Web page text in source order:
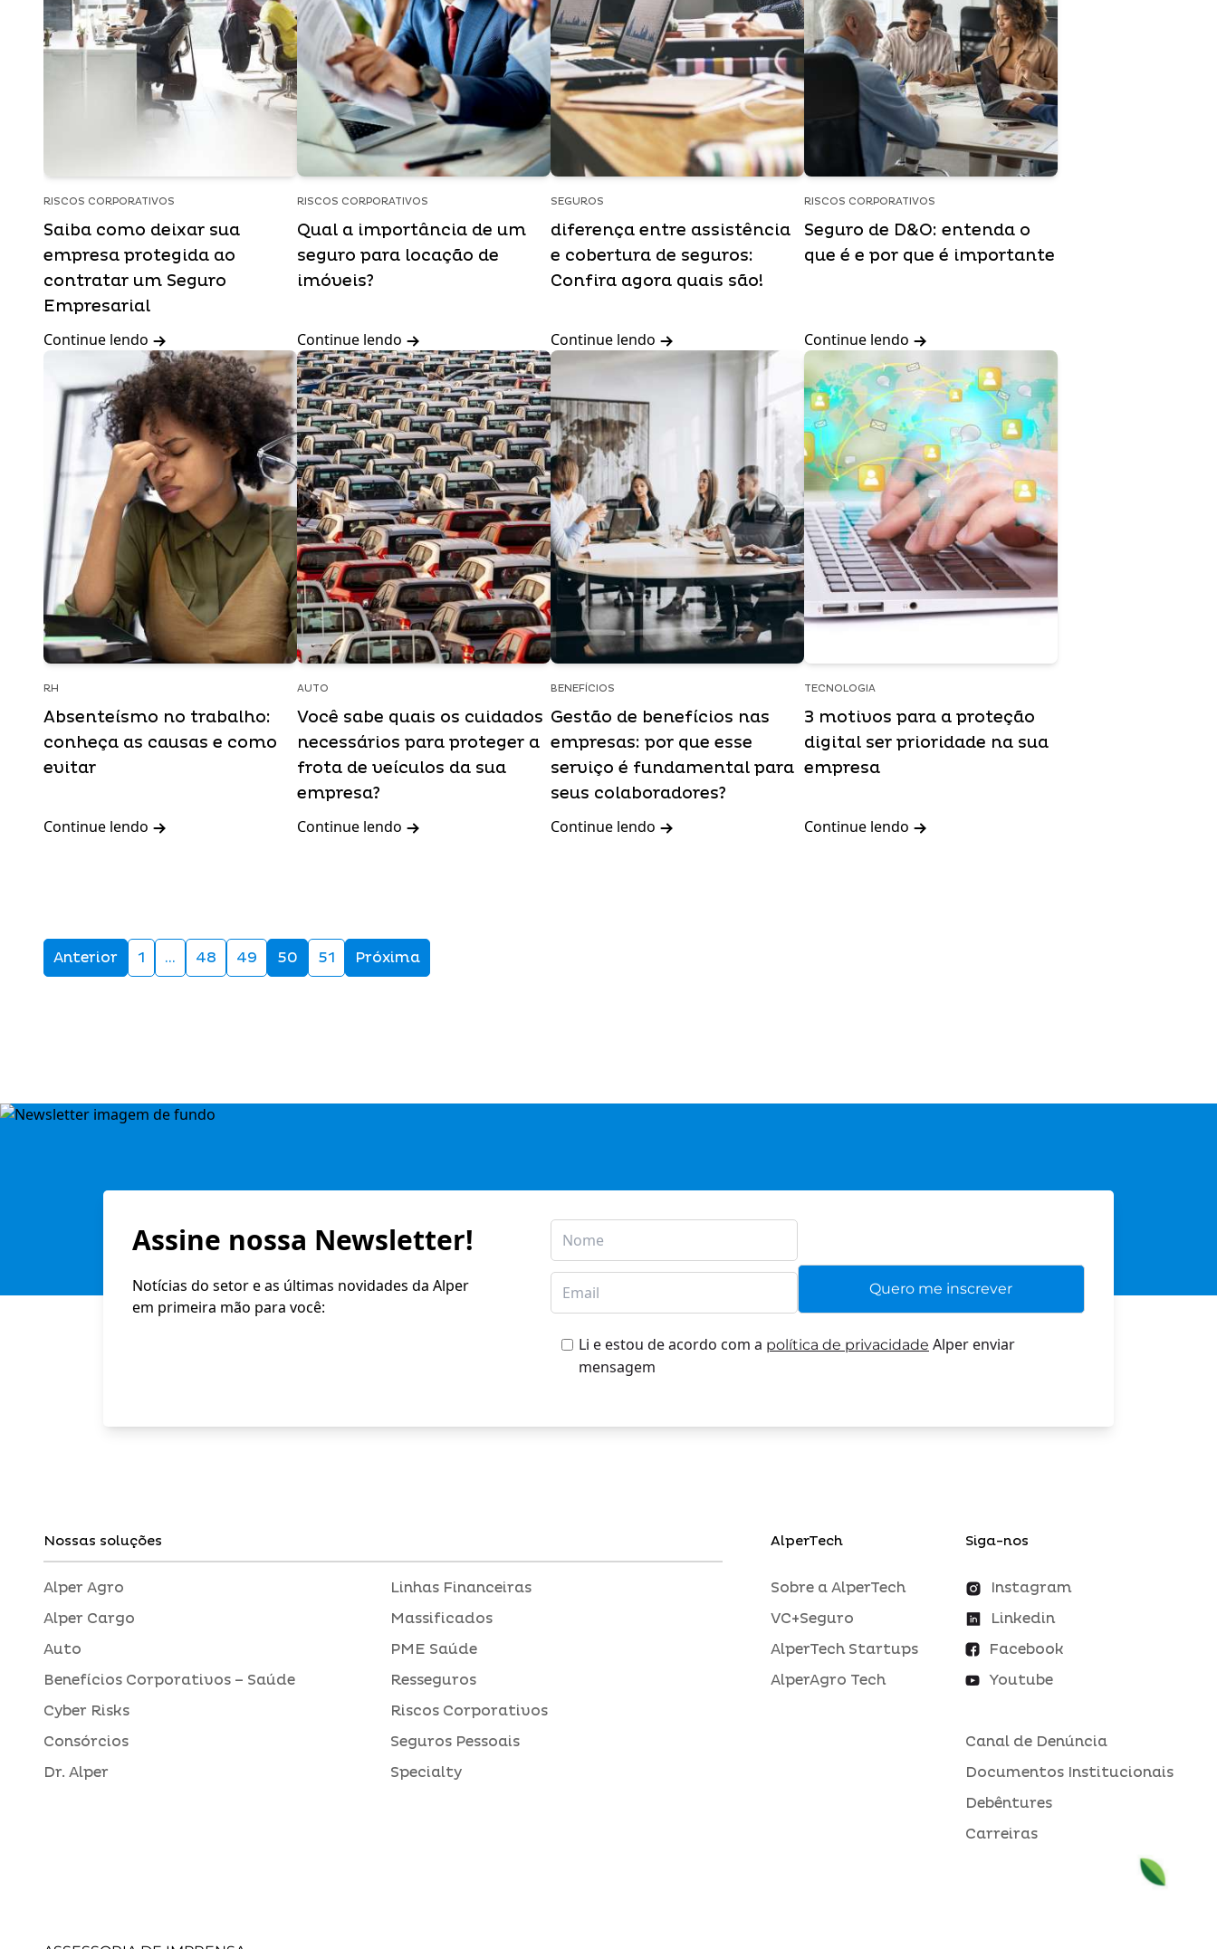
RISCOS CORPORATIVOS
Saiba como deixar sua
empresa protegida ao
contratar um Seguro
Empresarial
Continue lendo
RISCOS CORPORATIVOS
Qual a importância de um
seguro para locação de
imóveis?
Continue lendo
SEGUROS
diferença entre assistência
e cobertura de seguros:
Confira agora quais são!
Continue lendo
RISCOS CORPORATIVOS
Seguro de D&O: entenda o
que é e por que é importante
Continue lendo
RH
Absenteísmo no trabalho:
conheça as causas e como
evitar
Continue lendo
AUTO
Você sabe quais os cuidados
necessários para proteger a
frota de veículos da sua
empresa?
Continue lendo
BENEFÍCIOS
Gestão de benefícios nas
empresas: por que esse
serviço é fundamental para
seus colaboradores?
Continue lendo
TECNOLOGIA
3 motivos para a proteção
digital ser prioridade na sua
empresa
Continue lendo
Anterior 1 … 48 49 50 51 Próxima
Assine nossa Newsletter!
Notícias do setor e as últimas novidades da Alper
em primeira mão para você:
Li e estou de acordo com a política de privacidade Alper enviar
mensagem
Nossas soluções
Alper Agro
Alper Cargo
Auto
Benefícios Corporativos – Saúde
Cyber Risks
Consórcios
Dr. Alper
Linhas Financeiras
Massificados
PME Saúde
Resseguros
Riscos Corporativos
Seguros Pessoais
Specialty
AlperTech
Sobre a AlperTech
VC+Seguro
AlperTech Startups
AlperAgro Tech
Siga-nos
Instagram
Linkedin
Facebook
Youtube
Canal de Denúncia
Documentos Institucionais
Debêntures
Carreiras